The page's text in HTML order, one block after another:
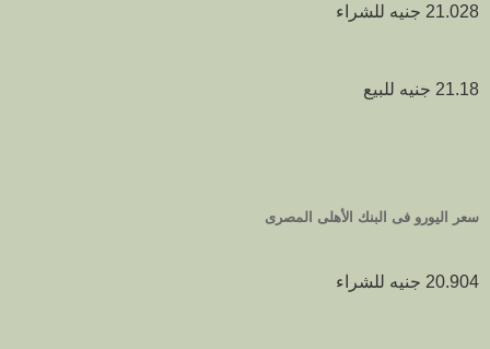
21.028 جنيه للشراء
21.18 جنيه للبيع
سعر اليورو فى البنك الأهلى المصرى
20.904 جنيه للشراء